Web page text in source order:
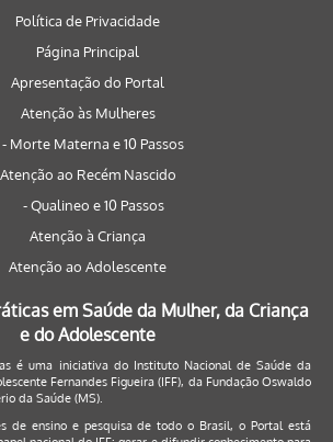
Política de Privacidade
Página Principal
Apresentação do Portal
Atenção às Mulheres
- Morte Materna e 10 Passos
Atenção ao Recém Nascido
- Qualineo e 10 Passos
Atenção à Criança
Atenção ao Adolescente
em Saúde da Mulher, da Criança
e do Adolescente
é uma iniciativa do Instituto Nacional de Saúde da
Fernandes Figueira (IFF), da Fundação Oswaldo
da Saúde (MS).
de ensino e pesquisa de todo o Brasil, o Portal está